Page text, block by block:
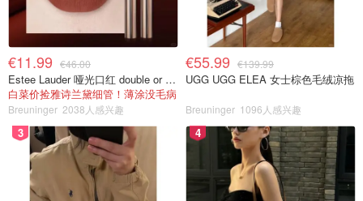
€11.99 €46.00
Estee Lauder 哑光口红 double or nothing色号
白菜价捡雅诗兰黛细管！薄涂没毛病
Breuninger 2038人感兴趣
€55.99 €139.99
UGG UGG ELEA 女士棕色毛绒凉拖
Breuninger 1096人感兴趣
3 4